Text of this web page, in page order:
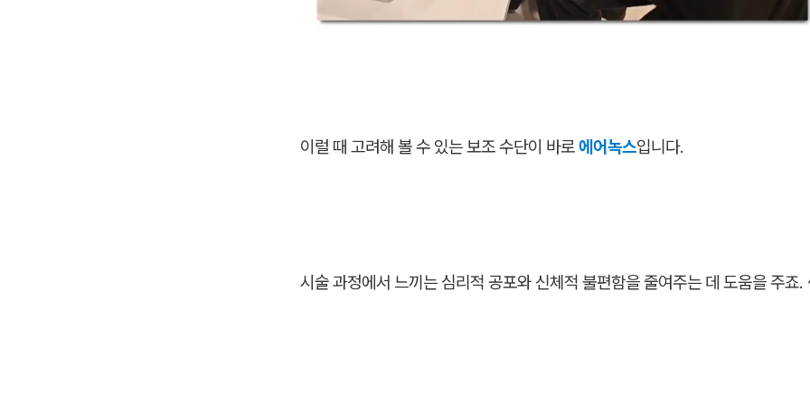
이럴 때 고려해 볼 수 있는 보조 수단이 바로에어녹스입니다.
시술 과정에서 느끼는 심리적 공포와 신체적 불편함을 줄여주는 데 도움을 주죠